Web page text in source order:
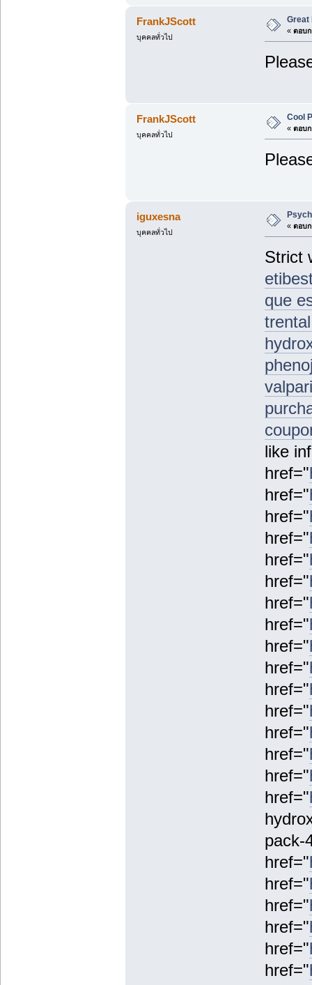
FrankJScott
บุคคลทั่วไป
Great
« ตอบก
FrankJScott
บุคคลทั่วไป
Cool
« ตอบก
iguxesna
บุคคลทั่วไป
« ตอบก
Strict
que
like
href="
href="
href="
href="
href="
href="
href="
href="
href="
href="
href="
href="
href="
href="
href="
href="
pack-
href="
href="
href="
href="
href="
href="